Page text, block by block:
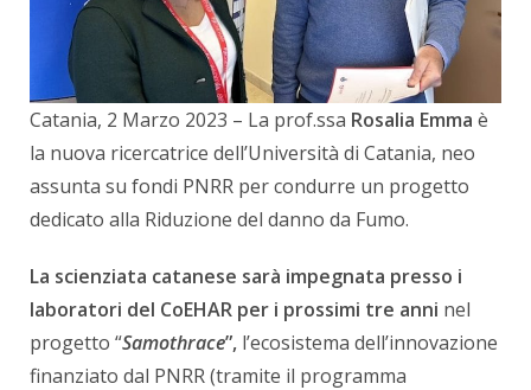
Catania, 2 Marzo 2023 – La prof.ssa Rosalia Emma è
la nuova ricercatrice dell’Università di Catania, neo
assunta su fondi PNRR per condurre un progetto
dedicato alla Riduzione del danno da Fumo.
La scienziata catanese sarà impegnata presso i
laboratori del CoEHAR per i prossimi tre anni nel
progetto “Samothrace”, l’ecosistema dell’innovazione
finanziato dal PNRR (tramite il programma